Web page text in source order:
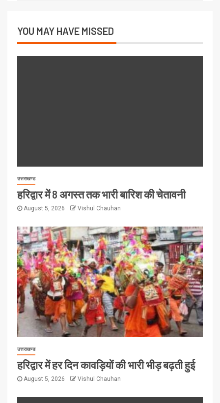
YOU MAY HAVE MISSED
उत्तराखण्ड
हरिद्वार में 8 अगस्त तक भारी बारिश की चेतावनी
August 5, 2026 Vishul Chauhan
उत्तराखण्ड
हरिद्वार में हर दिन कावड़ियों की भारी भीड़ बढ़ती हुई
August 5, 2026 Vishul Chauhan